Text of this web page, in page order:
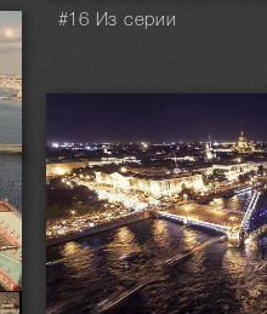
#16 Из серии